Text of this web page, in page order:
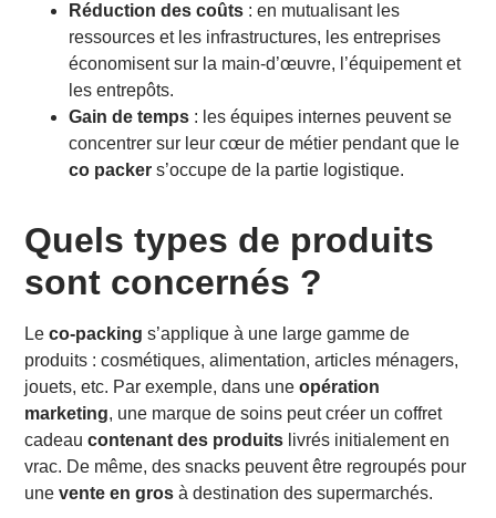
Réduction des coûts : en mutualisant les
ressources et les infrastructures, les entreprises
économisent sur la main-d’œuvre, l’équipement et
les entrepôts.
Gain de temps : les équipes internes peuvent se
concentrer sur leur cœur de métier pendant que le
co packer s’occupe de la partie logistique.
Quels types de produits
sont concernés ?
Leco-packing s’applique à une large gamme de
produits : cosmétiques, alimentation, articles ménagers,
jouets, etc. Par exemple, dans uneopération
marketing, une marque de soins peut créer un coffret
cadeaucontenant des produits livrés initialement en
vrac. De même, des snacks peuvent être regroupés pour
unevente en gros à destination des supermarchés.